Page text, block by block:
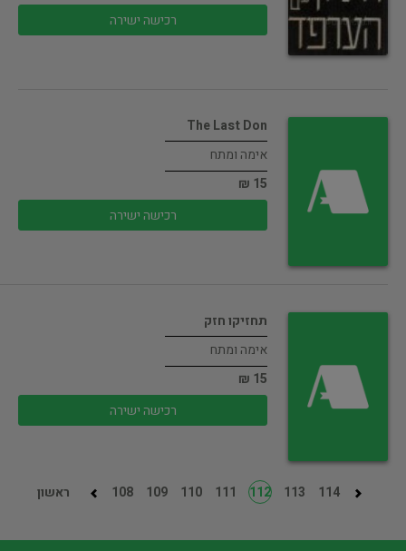
רכישה ישירה
The Last Don
אימה ומתח
15 ₪
רכישה ישירה
תחזיקו חזק
אימה ומתח
15 ₪
רכישה ישירה
ראשון 108 109 110 111 112 113 114